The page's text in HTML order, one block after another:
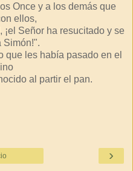
Once y a los demás que
ellos,
Señor ha resucitado y se
Simón!".
que les había pasado en el
al partir el pan.
›